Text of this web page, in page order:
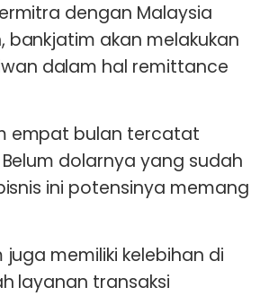
dengan Malaysia
bankjatim akan melakukan
dalam hal remittance
empat bulan tercatat
dolarnya yang sudah
ini potensinya memang
memiliki kelebihan di
layanan transaksi